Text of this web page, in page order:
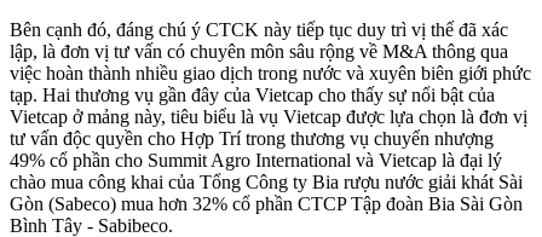
Bên cạnh đó, đáng chú ý CTCK này tiếp tục duy trì vị thế đã xác
lập, là đơn vị tư vấn có chuyên môn sâu rộng về M&A thông qua
việc hoàn thành nhiều giao dịch trong nước và xuyên biên giới phức
tạp. Hai thương vụ gần đây của Vietcap cho thấy sự nổi bật của
Vietcap ở mảng này, tiêu biểu là vụ Vietcap được lựa chọn là đơn vị
tư vấn độc quyền cho Hợp Trí trong thương vụ chuyển nhượng
49% cổ phần cho Summit Agro International và Vietcap là đại lý
chào mua công khai của Tổng Công ty Bia rượu nước giải khát Sài
Gòn (Sabeco) mua hơn 32% cổ phần CTCP Tập đoàn Bia Sài Gòn
Bình Tây - Sabibeco.